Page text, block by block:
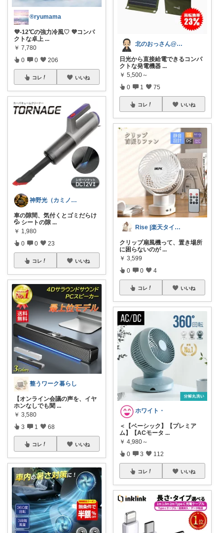
®︎ryumama
💜-12℃の強力冷風♡ 💜コンパ
クトな卓上 ...
￥ 7,780
0 0 206
コレ いいね
神野光（カミノヒカリ）
車の隙間、気付くとゴミだらけ
💦 シートの隙 ...
￥ 1,980
0 0 23
コレ いいね
整うワーク暮らし
【オンライン会議の声を、イヤ
ホンなしでも聞 ...
￥ 3,580
3 1 68
コレ いいね
北のおっさん@ガジェット好き
日光から直接給電できるコンパ
クトな発電機器 ...
￥ 5,500～
0 1 75
コレ いいね
Rise |楽天タイムセールお得情報
クリップ扇風機って、置き場所
に困らないのが ...
￥ 3,599
0 0 4
コレ いいね
ホワイト・
＜【ベーシック】【プレミア
ム】【ACモータ ...
￥ 4,980～
0 3 112
コレ いいね